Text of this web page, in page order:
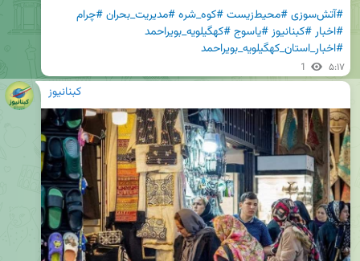
#آتش‌سوزی
#محیط‌زیست #کوه_شره#مدیریت_بحران#چرام
#اخبار#کبنانیوز#یاسوج#کهگیلویه_بویراحمد
#اخبار_استان_کهگیلویه_بویراحمد
1 ۵:۱۷
کبنانیوز